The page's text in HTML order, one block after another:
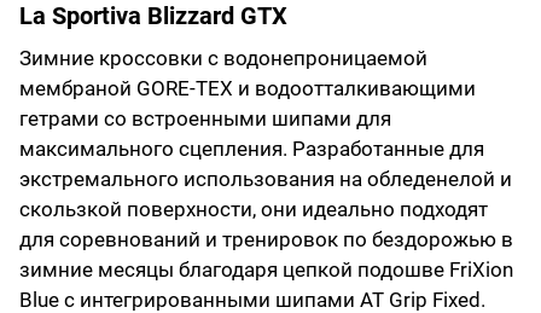
La Sportiva Blizzard GTX
Зимние кроссовки с водонепроницаемой
мембраной GORE-TEX и водоотталкивающими
гетрами со встроенными шипами для
максимального сцепления. Разработанные для
экстремального использования на обледенелой и
скользкой поверхности, они идеально подходят
для соревнований и тренировок по бездорожью в
зимние месяцы благодаря цепкой подошве FriXion
Blue с интегрированными шипами AT Grip Fixed.